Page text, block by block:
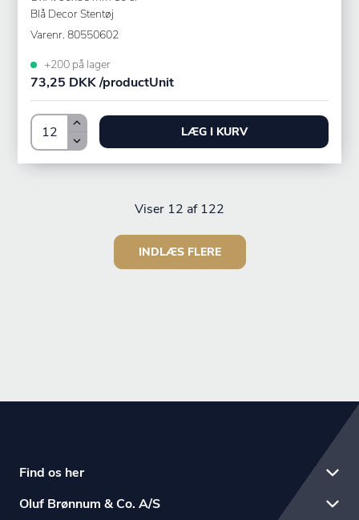
Blå Decor Stentøj
Varenr. 80550602
+200 på lager
73,25 DKK /productUnit
LÆG I KURV
Viser 12 af 122
INDLÆS FLERE
Find os her
Oluf Brønnum & Co. A/S